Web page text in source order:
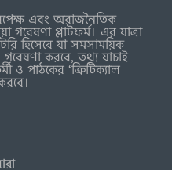
এবং অরাজনৈতিক
প্লাটফর্ম। এর যাত্রা
হিসেবে যা সমসাময়িক
করবে, তথ্য যাচাই
ও পাঠকের ‘ক্রিটিক্যাল